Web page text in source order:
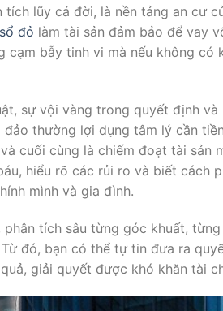
tích lũy cả đời, là nền tảng an cư
sổ đỏ làm tài sản đảm bảo để vay
cạm bẫy tinh vi mà nếu không
sự vội vàng trong quyết định
thường lợi dụng tâm lý cần
cuối cùng là chiếm đoạt tài
hiểu rõ các rủi ro và biết cách
mình và gia đình.
phân tích sâu từng góc khuất,
đó, bạn có thể tự tin đưa ra
giải quyết được khó khăn tài